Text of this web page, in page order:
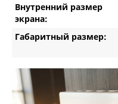
Внутренний размер
экрана:
Габаритный размер: